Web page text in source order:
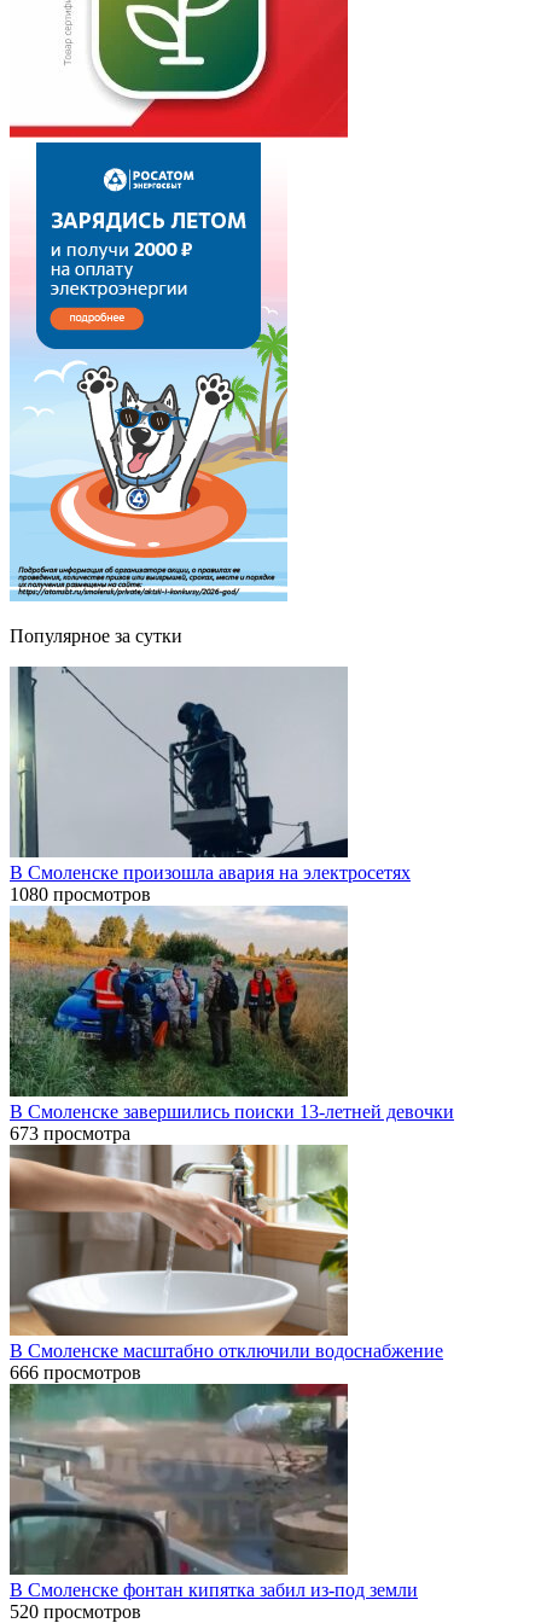
Популярное за сутки
В Смоленске произошла авария на электросетях
1080 просмотров
В Смоленске завершились поиски 13-летней девочки
673 просмотра
В Смоленске масштабно отключили водоснабжение
666 просмотров
В Смоленске фонтан кипятка забил из-под земли
520 просмотров